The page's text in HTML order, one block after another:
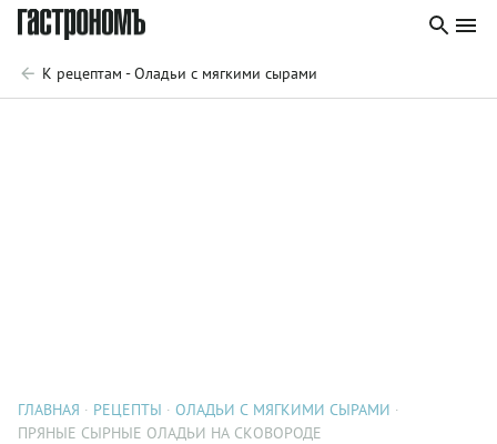
К рецептам - Оладьи с мягкими сырами
ГЛАВНАЯ РЕЦЕПТЫ
ОЛАДЬИ С МЯГКИМИ СЫРАМИ
ПРЯНЫЕ СЫРНЫЕ ОЛАДЬИ НА СКОВОРОДЕ